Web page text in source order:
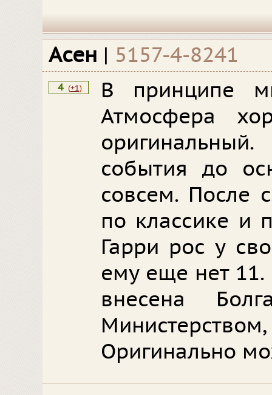
Асен | 5157-4-8241
4 (+1)
В принципе
Атмосфера
события до
совсем. После
по классике и
Гарри рос у
ему еще нет
внесена
Оригинально